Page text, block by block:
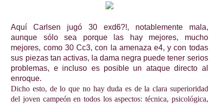
Aquí Carlsen jugó 30 exd6?!, notablemente mala,
aunque sólo sea porque las hay mejores, mucho
mejores, como 30 Cc3, con la amenaza e4, y con todas
sus piezas tan activas, la dama negra puede tener serios
problemas, e incluso es posible un ataque directo al
enroque.
Dicho esto, de lo que no hay duda es de la clara superioridad
del joven campeón en todos los aspectos: técnica, psicológica,